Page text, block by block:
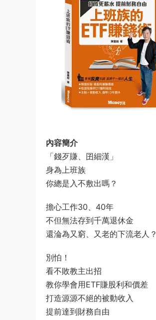
內容簡介
「錢歹賺、囝細漢」
身為上班族
你總是入不敷出嗎？
擔心工作30、40年
不但無法存到千萬退休金
還淪為又窮、又老的下流老人？
別怕！
看不敗教主出招
教你學會用ETF賺股利和價差
打造源源不絕的被動收入
提前達到財務自由